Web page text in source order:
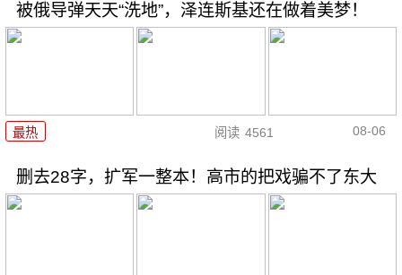
被俄导弹天天“洗地”，泽连斯基还在做着美梦！
最热 阅读 4561 08-06
删去28字，扩军一整本！高市的把戏骗不了东大